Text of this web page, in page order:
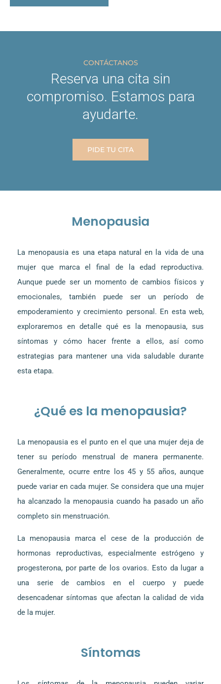
CONTÁCTANOS
Reserva una cita sin
compromiso. Estamos para
ayudarte.
PIDE TU CITA
Menopausia
La menopausia es una etapa natural en la vida de una
mujer que marca el final de la edad reproductiva.
Aunque puede ser un momento de cambios físicos y
emocionales, también puede ser un período de
empoderamiento y crecimiento personal. En esta web,
exploraremos en detalle qué es la menopausia, sus
síntomas y cómo hacer frente a ellos, así como
estrategias para mantener una vida saludable durante
esta etapa.
¿Qué es la menopausia?
La menopausia es el punto en el que una mujer deja de
tener su período menstrual de manera permanente.
Generalmente, ocurre entre los 45 y 55 años, aunque
puede variar en cada mujer. Se considera que una mujer
ha alcanzado la menopausia cuando ha pasado un año
completo sin menstruación.
La menopausia marca el cese de la producción de
hormonas reproductivas, especialmente estrógeno y
progesterona, por parte de los ovarios. Esto da lugar a
una serie de cambios en el cuerpo y puede
desencadenar síntomas que afectan la calidad de vida
de la mujer.
Síntomas